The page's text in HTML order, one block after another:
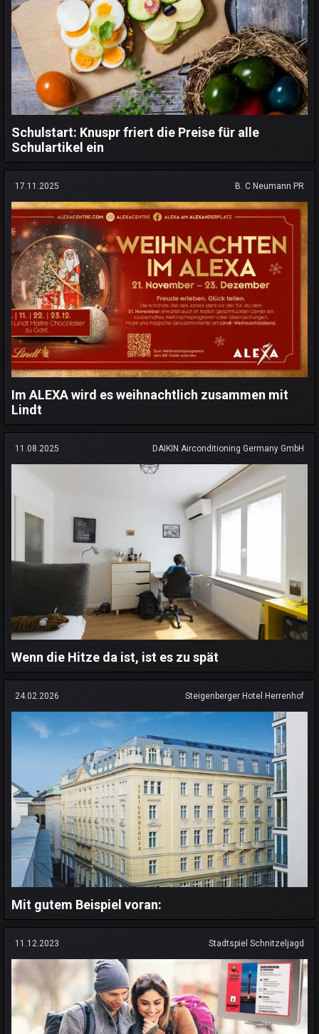
Schulstart: Knuspr friert die Preise für alle
Schulartikel ein
17.11.2025 B. C Neumann PR
Im ALEXA wird es weihnachtlich zusammen mit
Lindt
11.08.2025 DAIKIN Airconditioning Germany GmbH
Wenn die Hitze da ist, ist es zu spät
24.02.2026 Steigenberger Hotel Herrenhof
Mit gutem Beispiel voran:
11.12.2023 Stadtspiel Schnitzeljagd